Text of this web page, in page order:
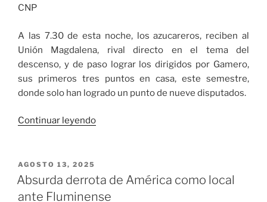
CNP
A las 7.30 de esta noche, los azucareros, reciben al
Unión Magdalena, rival directo en el tema del
descenso, y de paso lograr los dirigidos por Gamero,
sus primeros tres puntos en casa, este semestre,
donde solo han logrado un punto de nueve disputados.
Continuar leyendo«Cali
a
PUBLICADO
EL
AGOSTO 13, 2025
Absurda derrota de América como local
ante Fluminense